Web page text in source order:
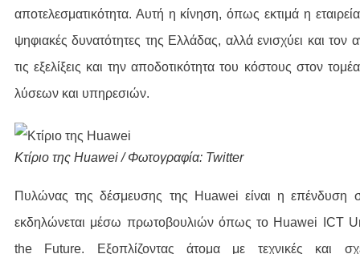
αποτελεσματικότητα. Αυτή η κίνηση, όπως εκτιμά η
ψηφιακές δυνατότητες της Ελλάδας, αλλά ενισχύει και
τις εξελίξεις και την αποδοτικότητα του κόστους στον
λύσεων και υπηρεσιών.
Κτίριο της Huawei / Φωτογραφία: Twitter
Πυλώνας της δέσμευσης της Huawei είναι η επένδυση
εκδηλώνεται μέσω πρωτοβουλιών όπως το Huawei ICT
the Future. Εξοπλίζοντας άτομα με τεχνικές και